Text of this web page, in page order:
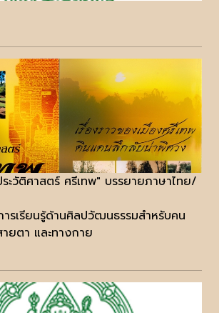
ะวัติศาสตร์ ศรีเทพ" บรรยายภาษาไทย/
รเรียนรู้ด้านศิลปวัฒนธรรมสำหรับคน
ยตา และทางกาย